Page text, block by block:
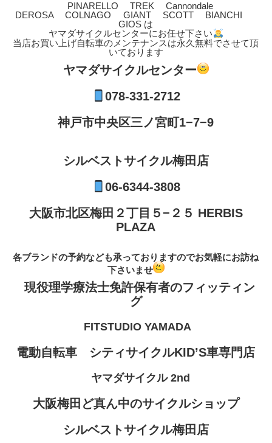
PINARELLO TREK Cannondale
DEROSA COLNAGO GIANT SCOTT BIANCHI
GIOS は
ヤマダサイクルセンターにお任せ下さい
当店お買い上げ自転車のメンテナンスは永久無料でさせて頂
いております
ヤマダサイクルセンター
078-331-2712
神戸市中央区三ノ宮町1−7−9
シルベストサイクル梅田店
06-6344-3808
大阪市北区梅田２丁目５−２５ HERBIS
PLAZA
各ブランドの予約なども承っておりますのでお気軽にお訪ね
下さいませ
現役理学療法士免許保有者のフィッティン
グ
FITSTUDIO YAMADA
電動自転車 シティサイクルKID’S車専門店
ヤマダサイクル 2nd
大阪梅田ど真ん中のサイクルショップ
シルベストサイクル梅田店